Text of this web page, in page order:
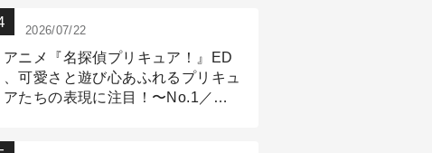
2026/07/22
アニメ『名探偵プリキュア！』ED
、可愛さと遊び心あふれるプリキュ
アたちの表現に注目！〜No.1／演